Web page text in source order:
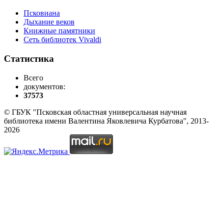
Псковиана
Дыхание веков
Книжные памятники
Сеть библиотек Vivaldi
Статистика
Всего
документов:
37573
© ГБУК "Псковская областная универсальная научная
библиотека имени Валентина Яковлевича Курбатова", 2013-
2026